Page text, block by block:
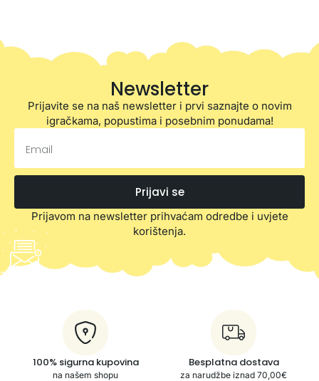
Newsletter
Prijavite se na naš newsletter i prvi saznajte o novim
igračkama, popustima i posebnim ponudama!
Prijavi se
Prijavom na newsletter prihvaćam odredbe i uvjete
korištenja.
100% sigurna kupovina
na našem shopu
Besplatna dostava
za narudžbe iznad 70,00€